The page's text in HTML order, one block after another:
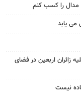
مدال را کسب کنم
زائران اربعین در فضای
نیست